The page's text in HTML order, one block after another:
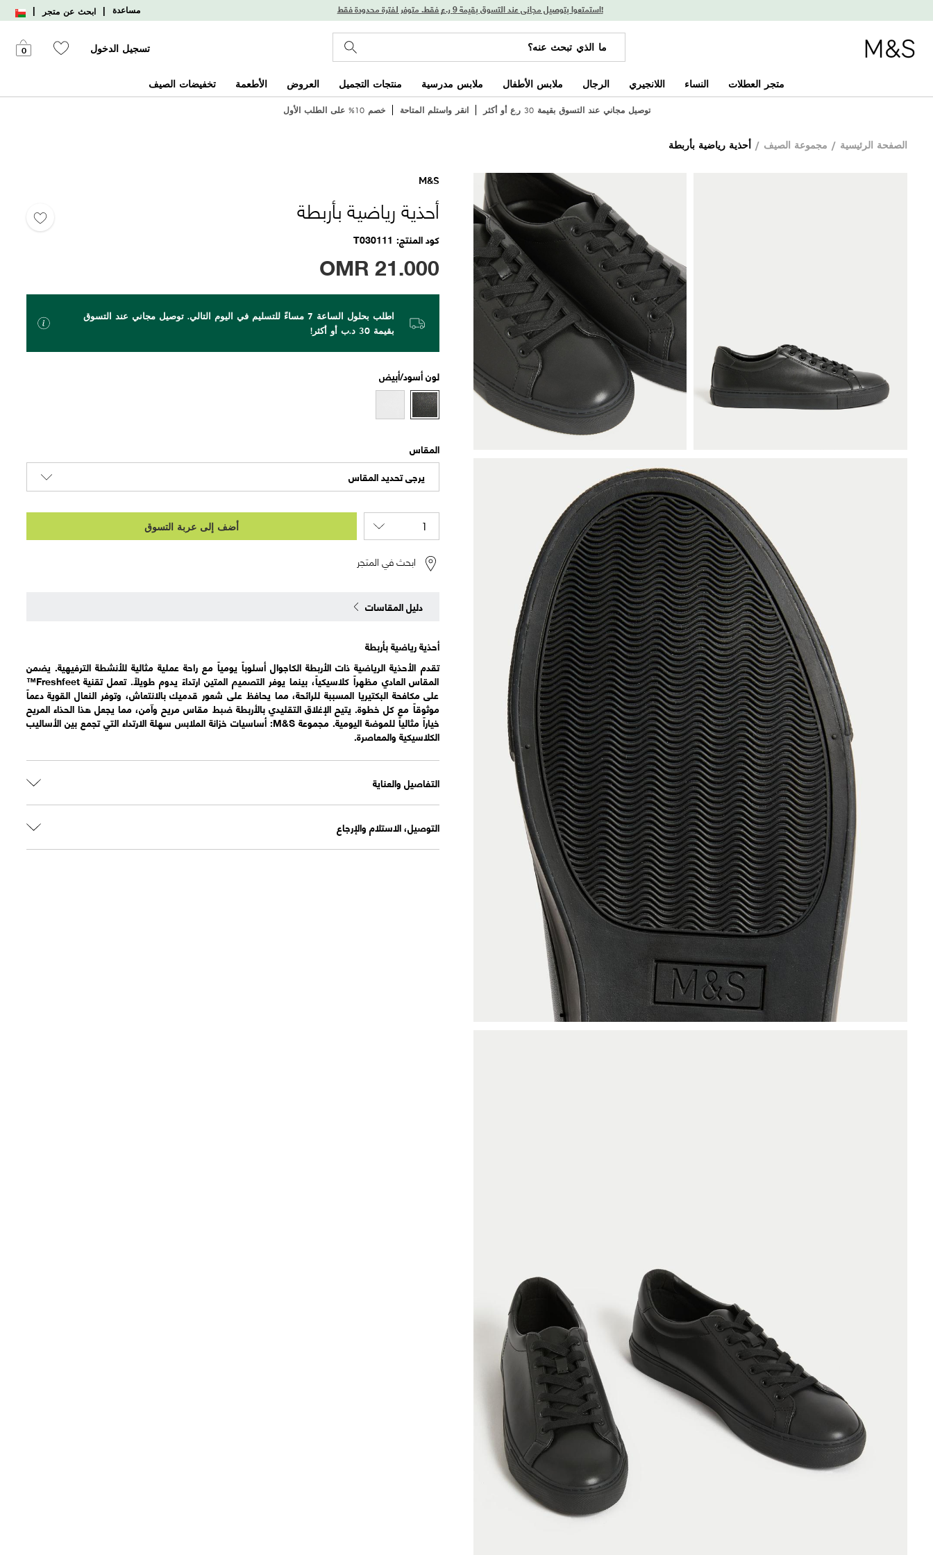
استمتعوا بتوصيل مجاني عند التسوق بقيمة 9 ر.ع فقط. متوفر لفترة محدودة فقط! مساعدة | ابحث عن متجر |
تسجيل الدخول 0
متجر العطلات النساء اللانجيري الرجال ملابس الأطفال ملابس مدرسية منتجات التجميل العروض الأطعمة تخفيضات الصيف
توصيل مجاني عند التسوق بقيمة 30 ر.ع أو أكثر انقر واستلم المتاحة خصم 10% على الطلب الأول
الصفحة الرئيسية / مجموعة الصيف / أحذية رياضية بأربطة
M&S
أحذية رياضية بأربطة
كود المنتج T030111
OMR21.000
اطلب بحلول الساعة 7 مساءً للتسليم في اليوم التالي. توصيل مجاني عند التسوق
بقيمة 30 د.ب أو أكثر!
لونأسود/أبيض
المقاس
يرجى تحديد المقاس
أضف إلى عربة التسوق
ابحث في المتجر
دليل المقاسات
أحذية رياضية بأربطة
تقدم الأحذية الرياضية ذات الأربطة الكاجوال أسلوباً يومياً مع راحة عملية مثالية للأنشطة الترفيهية. يضمن
المقاس العادي مظهراً كلاسيكياً، بينما يوفر التصميم المتين ارتداءً يدوم طويلاً. تعمل تقنية Freshfeet™
على مكافحة البكتيريا المسببة للرائحة، مما يحافظ على شعور قدميك بالانتعاش، وتوفر النعال القوية دعماً
موثوقاً مع كل خطوة. يتيح الإغلاق التقليدي بالأربطة ضبط مقاس مريح وآمن، مما يجعل هذا الحذاء المريح
خياراً مثالياً للموضة اليومية. مجموعة M&S: أساسيات خزانة الملابس سهلة الارتداء التي تجمع بين الأساليب
الكلاسيكية والمعاصرة.
التفاصيل والعناية
التوصيل، الاستلام والإرجاع